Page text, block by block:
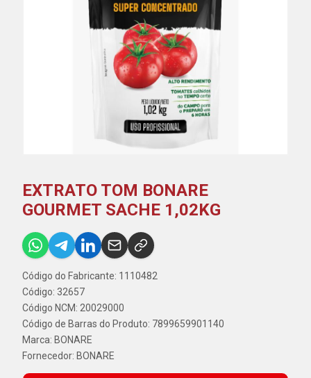
EXTRATO TOM BONARE
GOURMET SACHE 1,02KG
Código do Fabricante: 1110482
Código: 32657
Código NCM: 20029000
Código de Barras do Produto: 7899659901140
Marca: BONARE
Fornecedor: BONARE